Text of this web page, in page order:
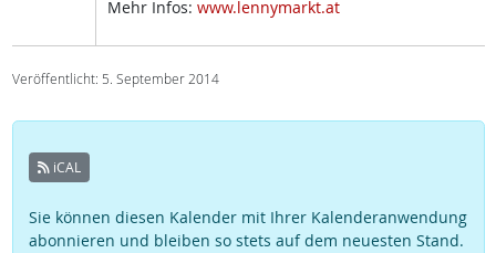
Mehr Infos: www.lennymarkt.at
Veröffentlicht: 5. September 2014
iCAL
Sie können diesen Kalender mit Ihrer Kalenderanwendung
abonnieren und bleiben so stets auf dem neuesten Stand.